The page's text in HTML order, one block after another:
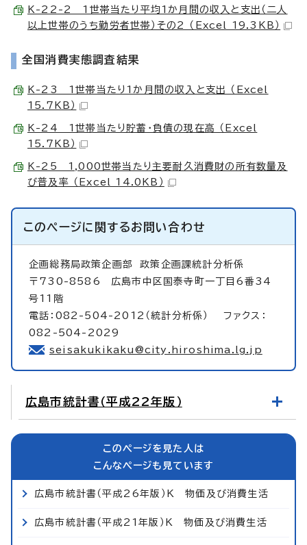
K-22-2 1世帯当たり平均1か月間の収入と支出（二人
以上世帯のうち勤労者世帯）その2 （Excel 19.3KB）
全国消費実態調査結果
K-23 1世帯当たり1か月間の収入と支出 （Excel
15.7KB）
K-24 1世帯当たり貯蓄・負債の現在高 （Excel
15.7KB）
K-25 1,000世帯当たり主要耐久消費財の所有数量及
び普及率 （Excel 14.0KB）
このページに関するお問い合わせ
企画総務局政策企画部政策企画課統計分析係
〒730-8586 広島市中区国泰寺町一丁目6番34
号11階
電話：082-504-2012（統計分析係） ファクス：
082-504-2029
seisakukikaku@city.hiroshima.lg.jp
広島市統計書（平成22年版）
このページを見た人は
こんなページも見ています
広島市統計書（平成26年版）K 物価及び消費生活
広島市統計書（平成21年版）K 物価及び消費生活